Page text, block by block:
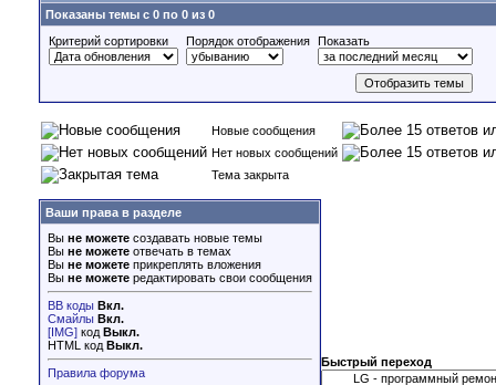
Показаны темы с 0 по 0 из 0
Критерий сортировки
Порядок отображения Показать
Новые сообщения
Нет новых сообщений
Тема закрыта
Ваши права в разделе
Вы не можете создавать новые темы
Вы не можете отвечать в темах
Вы не можете прикреплять вложения
Вы не можете редактировать свои сообщения
BB коды Вкл.
Смайлы Вкл.
[IMG] код Выкл.
HTML код Выкл.
Правила форума
Быстрый переход